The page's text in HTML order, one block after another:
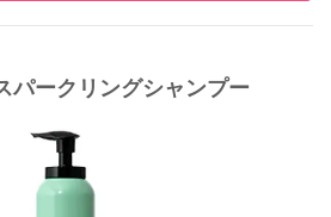
パークリングシャンプー